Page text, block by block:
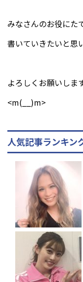
みなさんのお役にた
書いていきたいと思
よろしくお願いしま
<m(__)m>
人気記事ランキン